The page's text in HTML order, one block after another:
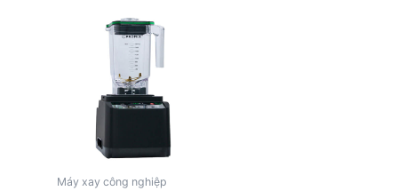
Máy xay công nghiệp